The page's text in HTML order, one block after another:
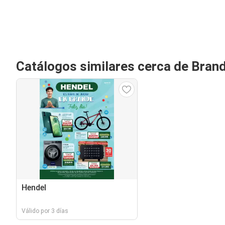
Catálogos similares cerca de
Hendel
Válido por 3 días